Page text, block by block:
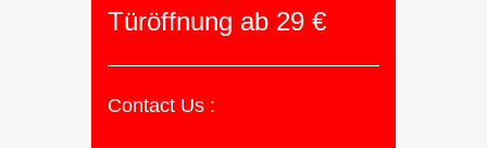
Türöffnung ab 29 €
Contact Us :